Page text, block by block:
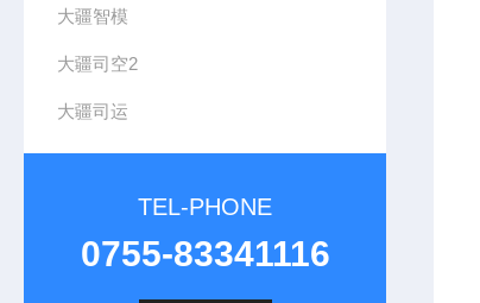
大疆智模
大疆司空2
大疆司运
TEL-PHONE
0755-83341116